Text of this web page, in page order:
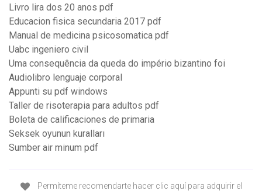
Livro lira dos 20 anos pdf
Educacion fisica secundaria 2017 pdf
Manual de medicina psicosomatica pdf
Uabc ingeniero civil
Uma consequência da queda do império bizantino foi
Audiolibro lenguaje corporal
Appunti su pdf windows
Taller de risoterapia para adultos pdf
Boleta de calificaciones de primaria
Seksek oyunun kuralları
Sumber air minum pdf
Permíteme recomendarte hacer clic aquí para adquirir el